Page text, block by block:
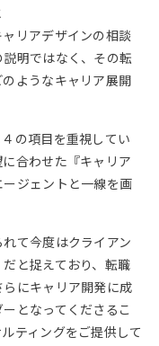
リアデザインの相談
明ではなく、その転
ようなキャリア展開
の項目を重視してい
合わせた『キャリア
ジェントと一線を画
て今度はクライアン
と捉えており、転職
にキャリア開発に成
となってくださるこ
ティングをご提供して